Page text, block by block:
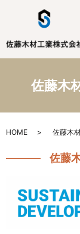
佐藤木
HOME 佐藤木
佐藤